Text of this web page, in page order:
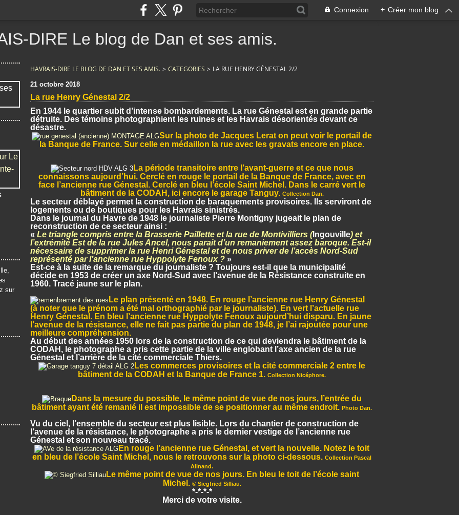
Connexion + Créer mon blog
DIRE Le blog de Dan et ses amis.
sur
HAVRAIS-DIRE LE BLOG DE DAN ET SES AMIS. > CATEGORIES > LA RUE HENRY GÉNESTAL 2/2
21 octobre 2018
La rue Henry Génestal 2/2
En 1944 le quartier subit d’intense bombardements. La rue Génestal est en grande partie
détruite. Des témoins photographient les ruines et les Havrais désorientés devant ce
désastre.
Sur la photo de Jacques Lerat on peut voir le portail de
la Banque de France. Sur celle en médaillon la rue avec les gravats encore en place.
La période transitoire entre l’avant-guerre et ce que nous
connaissons aujourd’hui. Cerclé en rouge le portail de la Banque de France, avec en
face l’ancienne rue Génestal. Cerclé en bleu l’école Saint Michel. Dans le carré vert le
bâtiment de la CODAH, ici encore le garage Tanguy. Collection Dan.
Le secteur déblayé permet la construction de baraquements provisoires. Ils serviront de
logements ou de boutiques pour les Havrais sinistrés.
Dans le journal du Havre de 1948 le journaliste Pierre Montigny jugeait le plan de
reconstruction de ce secteur ainsi :
« Le triangle compris entre la Brasserie Paillette et la rue de Montivilliers (Ingouville) et
l’extrémité Est de la rue Jules Ancel, nous parait d’un remaniement assez baroque. Est-il
nécessaire de supprimer la rue Henri Génestal et de nous priver de l’accès Nord-Sud
représenté par l’ancienne rue Hyppolyte Fenoux ? »
Est-ce à la suite de la remarque du journaliste ? Toujours est-il que la municipalité
décide en 1953 de créer un axe Nord-Sud avec l’avenue de la Résistance construite en
1960. Tracé jaune sur le plan.
Le plan présenté en 1948. En rouge l’ancienne rue Henry Génestal
(à noter que le prénom a été mal orthographié par le journaliste). En vert l’actuelle rue
Henry Génestal. En bleu l’ancienne rue Hyppolyte Fenoux aujourd’hui disparu. En jaune
l’avenue de la résistance, elle ne fait pas partie du plan de 1948, je l’ai rajoutée pour une
meilleure compréhension.
Au début des années 1950 lors de la construction de ce qui deviendra le bâtiment de la
CODAH, le photographe a pris cette partie de la ville englobant l’axe ancien de la rue
Génestal et l’arrière de la cité commerciale Thiers.
Les commerces provisoires et la cité commerciale 2 entre le
bâtiment de la CODAH et la Banque de France 1. Collection Nicéphore.
Dans la mesure du possible, le même point de vue de nos jours, l’entrée du
bâtiment ayant été remanié il est impossible de se positionner au même endroit. Photo Dan.
Vu du ciel, l’ensemble du secteur est plus lisible. Lors du chantier de construction de
l’avenue de la résistance, le photographe a pris le dernier vestige de l’ancienne rue
Génestal et son nouveau tracé.
En rouge l’ancienne rue Génestal, et vert la nouvelle. Notez le toit
en bleu de l’école Saint Michel, nous le retrouvons sur la photo ci-dessous. Collection Pascal
Alinand.
Le même point de vue de nos jours. En bleu le toit de l’école saint
Michel. © Siegfried Silliau.
*-*-*-*
Merci de votre visite.